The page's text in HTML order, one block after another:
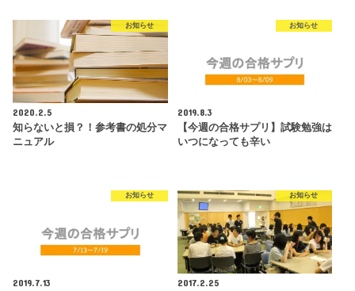
お知らせ
2020.2.5
知らないと損？！参考書の処分マ
ニュアル
お知らせ
2019.8.3
【今週の合格サプリ】試験勉強は
いつになっても辛い
お知らせ
2019.7.13
お知らせ
2017.2.25